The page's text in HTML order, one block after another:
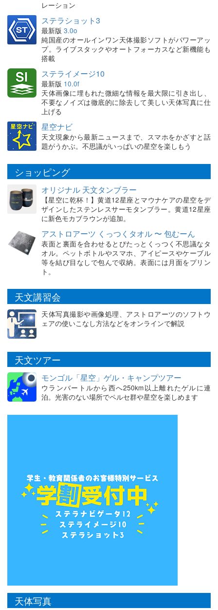
レーション
ステラショット3
最新版 3.0o
純国産のオールインワン天体撮影ソフトがパワーアッ
プ。ライブスタックやオートフォーカスなど新機能も
搭載
ステライメージ10
最新版 10.0f
天体画像に埋もれた微細な情報を最大限に引き出し、
不要なノイズは徹底的に除去して美しい天体写真に仕
上げる
星空ナビ
天文現象から最新ニュースまで、スマホをかざすと話
題がうかぶ。不思議がいっぱいの星空を楽しもう
ショッピング
オリジナル 天文タンブラー
【星空に乾杯！】黄道12星座とマウナケアの星空をデ
ザインしたステンレスサーモタンブラー。黄道12星座
に新色モカブラウンが追加。
アストロアーツ くっつくタオル 〜 包むーん
表面と裏面を合わせるとぴたっとくっつく不思議なタ
オル。ペットボトルやスマホ、アイピースやケーブル
等を結び目なしで包んで収納。表面には月面をプリン
ト。
天文講習会
天体写真撮影や画像処理、アストロアーツのソフトウ
ェアの使いこなし方法などをオンラインで解説
天文ツアー
モンゴル「星空」ゲル・キャンプツアー
ウランバートルから西へ250km以上離れたゲルに連
泊。光害のない場所でペルセ群や星空を楽しめます
天体写真